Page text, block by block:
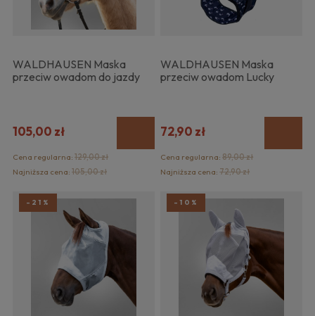
WALDHAUSEN Maska
przeciw owadom do jazdy
105,00 zł
Cena regularna: 129,00 zł
Najniższa cena: 105,00 zł
WALDHAUSEN Maska
przeciw owadom Lucky
72,90 zł
Cena regularna:89,00 zł
Najniższa cena:72,90 zł
-21% -10%